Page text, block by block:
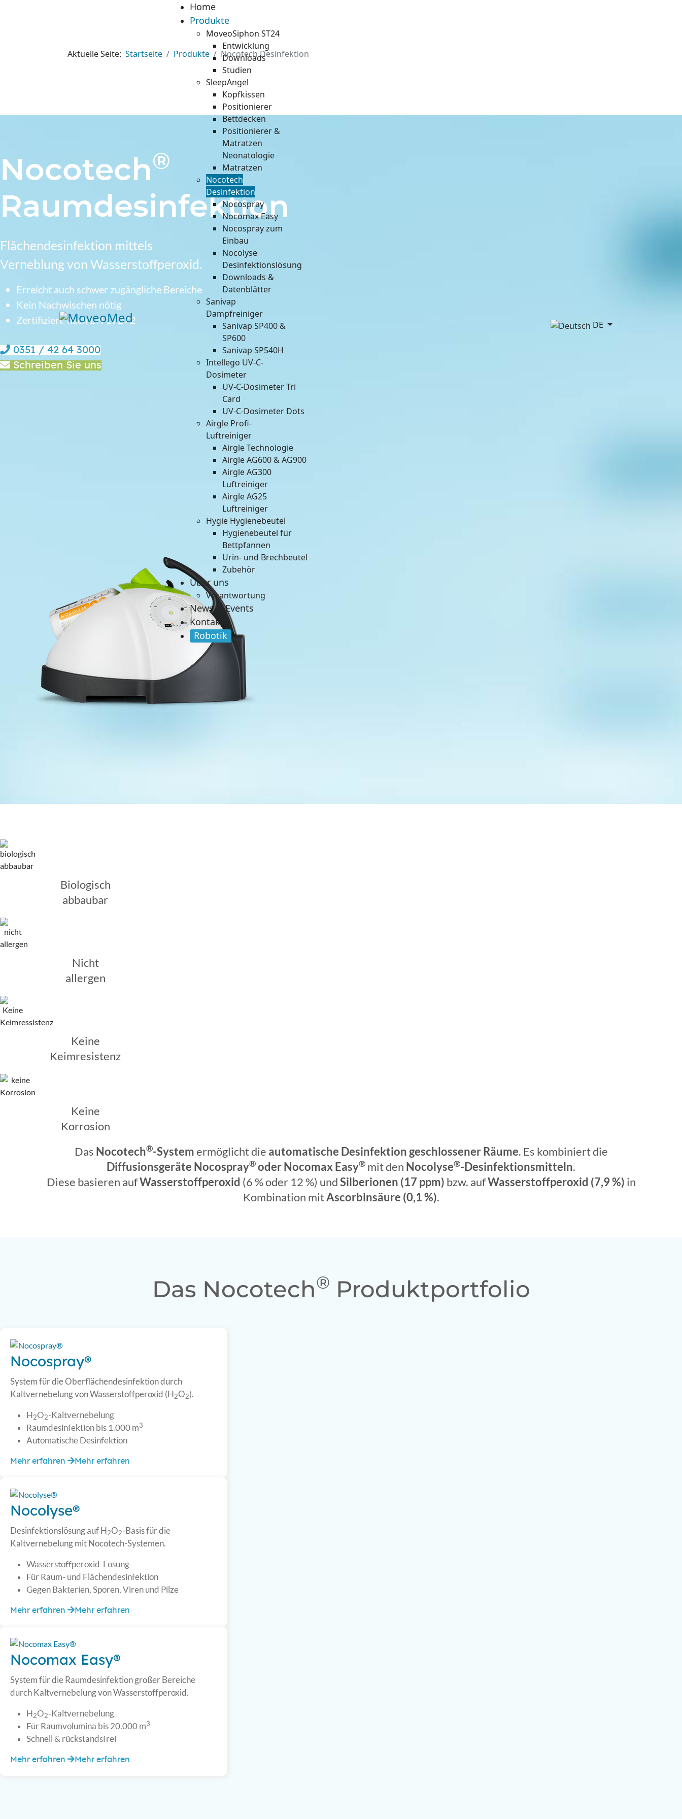
Home
Produkte
MoveoSiphon ST24
Entwicklung
Downloads
Studien
SleepAngel
Kopfkissen
Positionierer
Bettdecken
Positionierer &
Matratzen
Neonatologie
Matratzen
Nocotech
Desinfektion
Nocospray
Nocomax Easy
Nocospray zum
Einbau
Nocolyse
Desinfektionslösung
Downloads &
Datenblätter
Sanivap
Dampfreiniger
Sanivap SP400 &
SP600
Sanivap SP540H
Intellego UV-C-
Dosimeter
UV-C-Dosimeter Tri
Card
UV-C-Dosimeter Dots
Airgle Profi-
Luftreiniger
Airgle Technologie
Airgle AG600 & AG900
Airgle AG300
Luftreiniger
Airgle AG25
Luftreiniger
Hygie Hygienebeutel
Hygienebeutel für
Bettpfannen
Urin- und Brechbeutel
Zubehör
Über uns
Verantwortung
News & Events
Kontakt
Robotik
Sprache auswählen
DE
Aktuelle Seite: Startseite Produkte Nocotech Desinfektion
Nocotech®
Raumdesinfektion
Flächendesinfektion mittels
Verneblung von Wasserstoffperoxid.
Erreicht auch schwer zugängliche Bereiche
Kein Nachwischen nötig
Zertifiziert nach EN 17272
0351 / 42 64 3000
Schreiben Sie uns
Biologisch
abbaubar
Nicht
allergen
Keine
Keimresistenz
Keine
Korrosion
Das Nocotech®-Systemermöglicht die automatische Desinfektion geschlossener Räume. Es kombiniert die
Diffusionsgeräte Nocospray® oder Nocomax Easy® mit den Nocolyse®-Desinfektionsmitteln.
Diese basieren aufWasserstoffperoxid (6 % oder 12 %) undSilberionen (17 ppm) bzw. aufWasserstoffperoxid (7,9 %) in
Kombination mitAscorbinsäure (0,1 %).
Das Nocotech® Produktportfolio
Nocospray®
System für die Oberflächendesinfektion durch
Kaltvernebelung von Wasserstoff­peroxid (H2O2).
H2O2-Kaltvernebelung
Raumdesinfektion bis 1.000 m3
Automatische Desinfektion
Mehr erfahren Mehr erfahren
Nocolyse®
Desinfektionslösung auf H2O2-Basis für die
Kaltvernebelung mit Nocotech-Systemen.
Wasserstoffperoxid-Lösung
Für Raum- und Flächendesinfektion
Gegen Bakterien, Sporen, Viren und Pilze
Mehr erfahren Mehr erfahren
Nocomax Easy®
System für die Raumdesinfektion großer Bereiche
durch Kaltvernebelung von Wasserstoffperoxid.
H2O2-Kaltvernebelung
Für Raumvolumina bis 20.000 m3
Schnell & rückstandsfrei
Mehr erfahren Mehr erfahren